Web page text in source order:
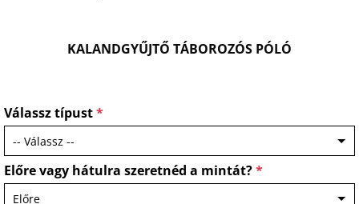
KALANDGYŰJTŐ TÁBOROZÓS PÓLÓ
Válassz típust*
Előre vagy hátulra szeretnéd a mintát?*